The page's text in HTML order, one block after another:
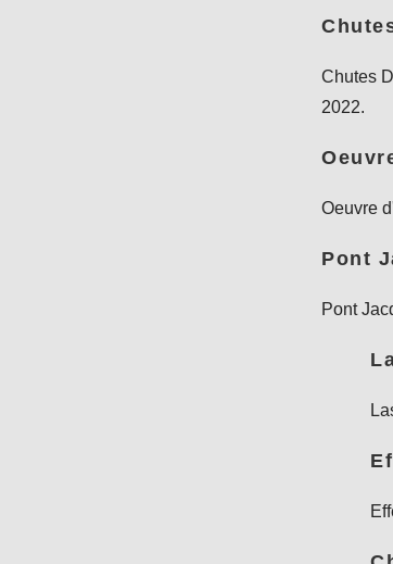
Chutes
2022.
Oeuvre
Pont
Pont